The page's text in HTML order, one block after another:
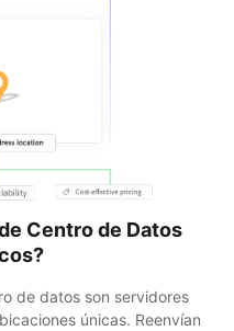
Centro de Datos
de datos son servidores
únicas. Reenvían